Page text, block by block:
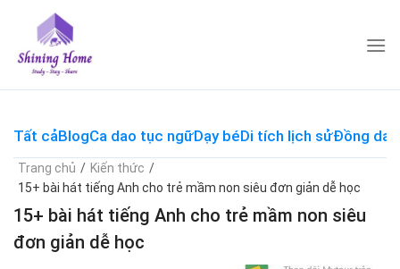
content
Tất cảBlogCa dao tục ngữDạy béDi tích lịch sửĐồng dao
Trang chủ / Kiến thức /
15+ bài hát tiếng Anh cho trẻ mầm non siêu đơn giản dễ học
15+ bài hát tiếng Anh cho trẻ mầm non siêu
đơn giản dễ học